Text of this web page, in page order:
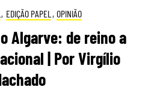
, EDIÇÃO PAPEL , OPINIÃO
Algarve: de reino a
| Por Virgílio